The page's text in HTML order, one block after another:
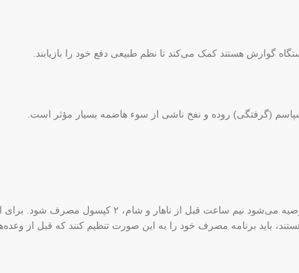
گوارش هستند کمک می‌کند تا نظم طبیعی دفع خود را بازیابند.
(گرفتگی) روده و نفخ ناشی از سوء هاضمه بسیار مؤثر است.
مصرف خود را به این صورت تنظیم کنند که قبل از وعده‌های اصلی صبحانه،